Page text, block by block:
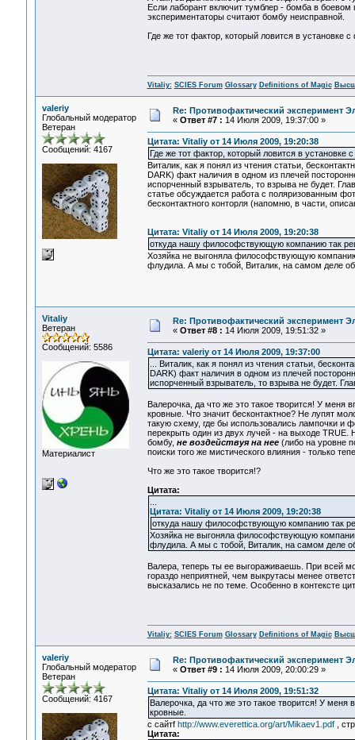
Если лаборант включит тумблер - бомба в
экспериментаторы считают бомбу неисправной.
Где же тот фактор, который ловится в
Vitaliy: SCIES Forum Glossary Definitions of Magic
valeriy
Глобальный модератор
Ветеран
Сообщений: 4167
Re: Противофактический эксперимент
« Ответ #7 : 14 Июля 2009, 19:37:00 »
Цитата: Vitaliy от 14 Июля 2009, 19:20:38
Где же тот фактор, который ловится в
Виталик, как я понял из чтения статьи,
DARK) факт наличия в одном из плечей
испорченный взрыватель, то взрыва не будет.
статье обсуждается работа с поляризованным
бесконтактного конторля (напомню, в части,
Цитата: Vitaliy от 14 Июля 2009, 19:20:38
откуда нашу философствующую компанию так
Хозяйка не выгоняла философствующую
флудила. А мы с тобой, Виталик, на самом деле
Vitaliy
Ветеран
Сообщений: 5586
Материалист
Re: Противофактический эксперимент
« Ответ #8 : 14 Июля 2009, 19:51:32 »
Цитата: valeriy от 14 Июля 2009, 19:37:00
... Виталик, как я понял из чтения статьи,
DARK) факт наличия в одном из плечей
испорченный взрыватель, то взрыва не будет.
Валерочка, да что же это такое творится! У меня
кровные. Что значит бесконтактное? Не лупят
такую схему, где бы использовались лампочки и
перекрыть один из двух лучей - на выходе
бомбу, не воздействуя на нее(либо на уровне
поиски того же мистического влияния - только
Что же это такое творится!?
Цитата:
Цитата: Vitaliy от 14 Июля 2009, 19:20:38
откуда нашу философствующую компанию так
Хозяйка не выгоняла философствующую
флудила. А мы с тобой, Виталик, на самом деле
Валера, теперь ты ее выгораживаешь. При всей
гораздо неприятней, чем выкрутасы менее
высказались не по теме. Особенно в контексте
Vitaliy: SCIES Forum Glossary Definitions of Magic
valeriy
Глобальный модератор
Ветеран
Сообщений: 4167
Re: Противофактический эксперимент
« Ответ #9 : 14 Июля 2009, 20:00:29 »
Цитата: Vitaliy от 14 Июля 2009, 19:51:32
Валерочка, да что же это такое творится! У
кровные.
c сайтf http://www.everettica.org/art/Mikaev1.pdf,
Цитата: